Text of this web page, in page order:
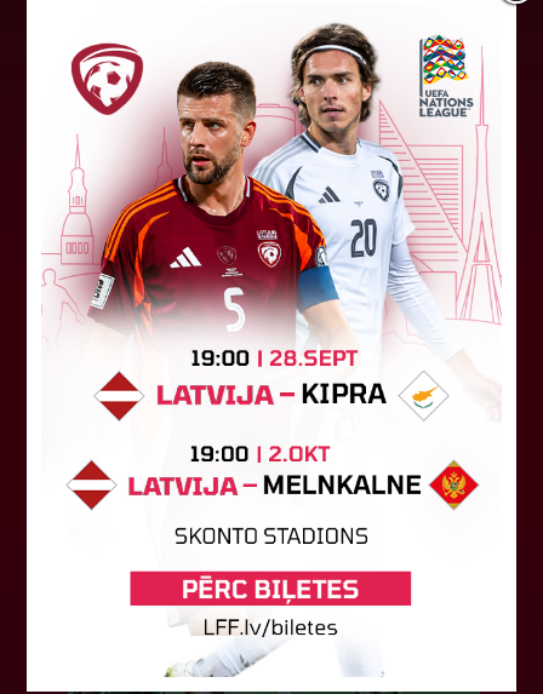
Jūlijā par labāko "LuckyBet" SFL
atzīta Keita Zviedre
Par "LuckyBet" Sieviešu futbola līgas jūnija
labāko spēlētāju atzīta FS "Metta" spēlētāja
Keita Zviedre. Uzvarētāja tika noskaidrota
balsojumā, kurā tika apkopotas...
06. augusts 2026.